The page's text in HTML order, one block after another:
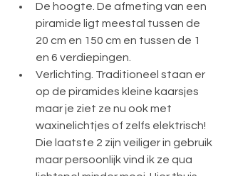
De hoogte. De afmeting van een
piramide ligt meestal tussen de
20 cm en 150 cm en tussen de 1
en 6 verdiepingen.
Verlichting. Traditioneel staan er
op de piramides kleine kaarsjes
maar je ziet ze nu ook met
waxinelichtjes of zelfs elektrisch!
Die laatste 2 zijn veiliger in gebruik
maar persoonlijk vind ik ze qua